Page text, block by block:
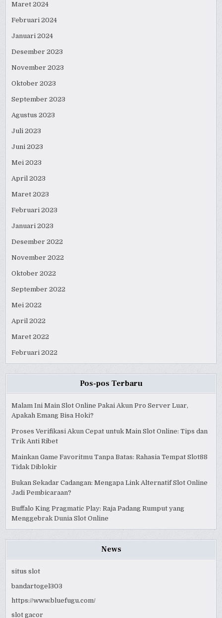
Maret 2024
Februari 2024
Januari 2024
Desember 2023
November 2023
Oktober 2023
September 2023
Agustus 2023
Juli 2023
Juni 2023
Mei 2023
April 2023
Maret 2023
Februari 2023
Januari 2023
Desember 2022
November 2022
Oktober 2022
September 2022
Mei 2022
April 2022
Maret 2022
Februari 2022
Pos-pos Terbaru
Malam Ini Main Slot Online Pakai Akun Pro Server Luar,
Apakah Emang Bisa Hoki?
Proses Verifikasi Akun Cepat untuk Main Slot Online: Tips dan
Trik Anti Ribet
Mainkan Game Favoritmu Tanpa Batas: Rahasia Tempat Slot88
Tidak Diblokir
Bukan Sekadar Cadangan: Mengapa Link Alternatif Slot Online
Jadi Pembicaraan?
Buffalo King Pragmatic Play: Raja Padang Rumput yang
Menggebrak Dunia Slot Online
News
situs slot
bandartogel303
https://www.bluefugu.com/
slot gacor